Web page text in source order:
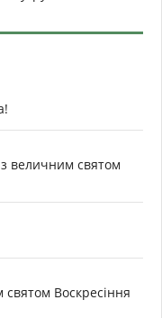
величним святом
святом Воскресіння